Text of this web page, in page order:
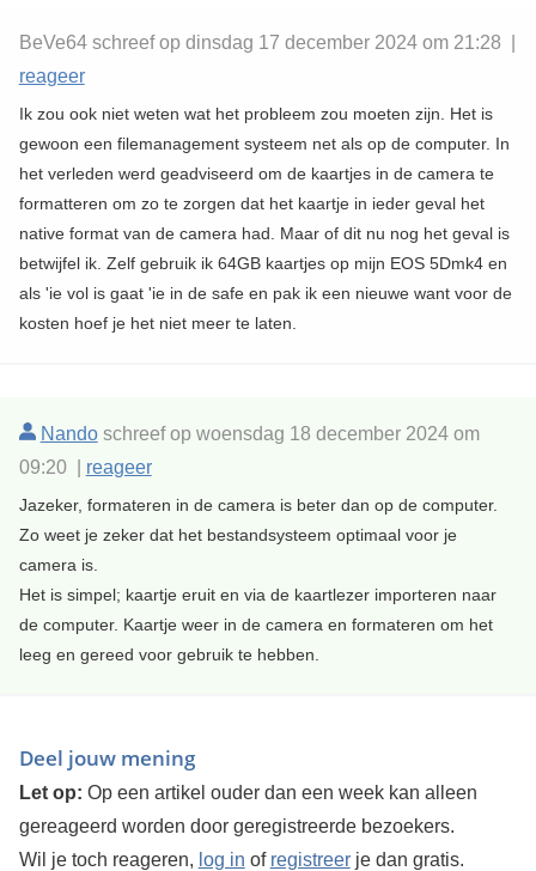
BeVe64 schreef op dinsdag 17 december 2024 om 21:28 |
reageer
Ik zou ook niet weten wat het probleem zou moeten zijn. Het is
gewoon een filemanagement systeem net als op de computer. In
het verleden werd geadviseerd om de kaartjes in de camera te
formatteren om zo te zorgen dat het kaartje in ieder geval het
native format van de camera had. Maar of dit nu nog het geval is
betwijfel ik. Zelf gebruik ik 64GB kaartjes op mijn EOS 5Dmk4 en
als 'ie vol is gaat 'ie in de safe en pak ik een nieuwe want voor de
kosten hoef je het niet meer te laten.
Nandoschreef op woensdag 18 december 2024 om
09:20 | reageer
Jazeker, formateren in de camera is beter dan op de computer.
Zo weet je zeker dat het bestandsysteem optimaal voor je
camera is.
Het is simpel; kaartje eruit en via de kaartlezer importeren naar
de computer. Kaartje weer in de camera en formateren om het
leeg en gereed voor gebruik te hebben.
Deel jouw mening
Let op: Op een artikel ouder dan een week kan alleen
gereageerd worden door geregistreerde bezoekers.
Wil je toch reageren, log in of registreerje dan gratis.